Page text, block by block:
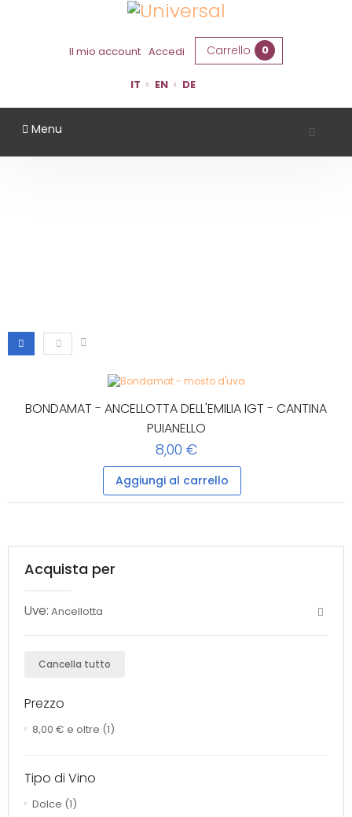
Il mio account Accedi Carrello 0
IT EN DE
Menu
BONDAMAT - ANCELLOTTA DELL'EMILIA IGT - CANTINA
PUIANELLO
8,00 €
Aggiungi al carrello
Acquista per
Uve: Ancellotta
Cancella tutto
Prezzo
8,00 € e oltre (1)
Tipo di Vino
Dolce (1)